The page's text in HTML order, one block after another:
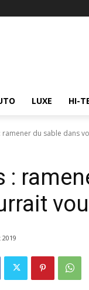
LUXE HI-
ramener du sable dans
: